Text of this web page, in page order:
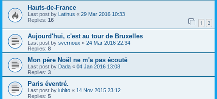
Hauts-de-France
Last post by Latinus « 29 Mar 2016 10:33
Replies: 16 1 2
Aujourd'hui, c'est au tour de Bruxelles
Last post by svernoux « 24 Mar 2016 22:34
Replies: 8
Mon père Noël ne m'a pas écouté
Last post by Dada « 04 Jan 2016 13:08
Replies: 3
Paris éventré.
Last post by iubito « 14 Nov 2015 23:12
Replies: 5